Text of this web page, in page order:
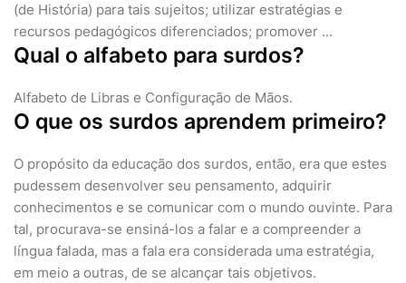
(de História) para tais sujeitos; utilizar estratégias e
recursos pedagógicos diferenciados; promover ...
Qual o alfabeto para surdos?
Alfabeto de Libras e Configuração de Mãos.
O que os surdos aprendem primeiro?
O propósito da educação dos surdos, então, era que estes
pudessem desenvolver seu pensamento, adquirir
conhecimentos e se comunicar com o mundo ouvinte. Para
tal, procurava-se ensiná-los a falar e a compreender a
língua falada, mas a fala era considerada uma estratégia,
em meio a outras, de se alcançar tais objetivos.